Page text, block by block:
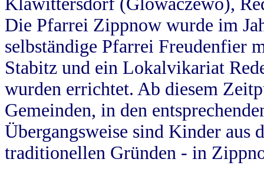
Die Pfarrei Zippnow wurde im
selbständige Pfarrei Freudenfier
Stabitz und ein Lokalvikariat
wurden errichtet. Ab diesem
Gemeinden, in den
Übergangsweise sind Kinder aus
traditionellen Gründen - in